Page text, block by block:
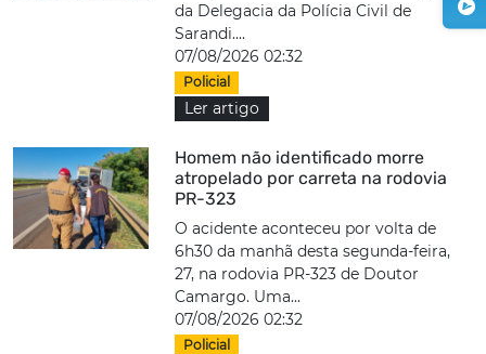
da Delegacia da Polícia Civil de
Sarandi....
07/08/2026 02:32
Policial
Ler artigo
Homem não identificado morre
atropelado por carreta na rodovia
PR-323
O acidente aconteceu por volta de
6h30 da manhã desta segunda-feira,
27, na rodovia PR-323 de Doutor
Camargo. Uma...
07/08/2026 02:32
Policial